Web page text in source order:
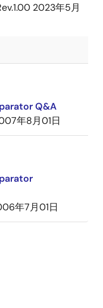
2023年5月
Q&A
年8月01日
年7月01日